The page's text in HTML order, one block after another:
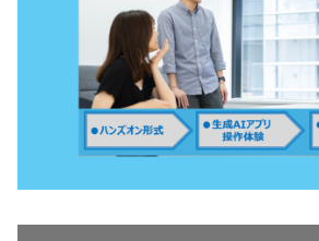
就活成功ガイド
個人向けプラン
法人向けプラン
学校向けプラン